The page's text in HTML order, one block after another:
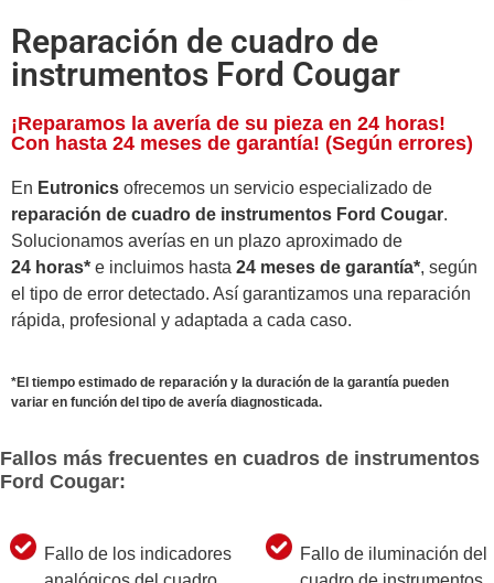
Reparación de cuadro de
instrumentos Ford Cougar
¡Reparamos la avería de su pieza en 24 horas!
Con hasta 24 meses de garantía! (Según errores)
En Eutronics ofrecemos un servicio especializado de
reparación de cuadro de instrumentos Ford Cougar.
Solucionamos averías en un plazo aproximado de
24 horas* e incluimos hasta 24 meses de garantía*, según
el tipo de error detectado. Así garantizamos una reparación
rápida, profesional y adaptada a cada caso.
*El tiempo estimado de reparación y la duración de la garantía pueden
variar en función del tipo de avería diagnosticada.
Fallos más frecuentes en cuadros de instrumentos
Ford Cougar:
Fallo de los indicadores
Fallo de iluminación del